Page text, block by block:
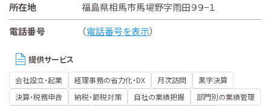
所在地
福島県相馬市馬場野字雨田９９−１
電話番号
（電話番号を表示）
提供サービス
会社設立・起業 経理事務の省力化・DX 月次訪問
黒字決算
決算・税務申告
納税・節税対策 自社の業績把握
部門別の業績管理